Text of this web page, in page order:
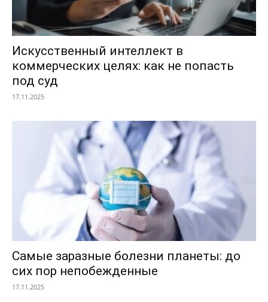
Искусственный интеллект в
коммерческих целях: как не попасть
под суд
17.11.2025
Самые заразные болезни планеты: до
сих пор непобежденные
17.11.2025